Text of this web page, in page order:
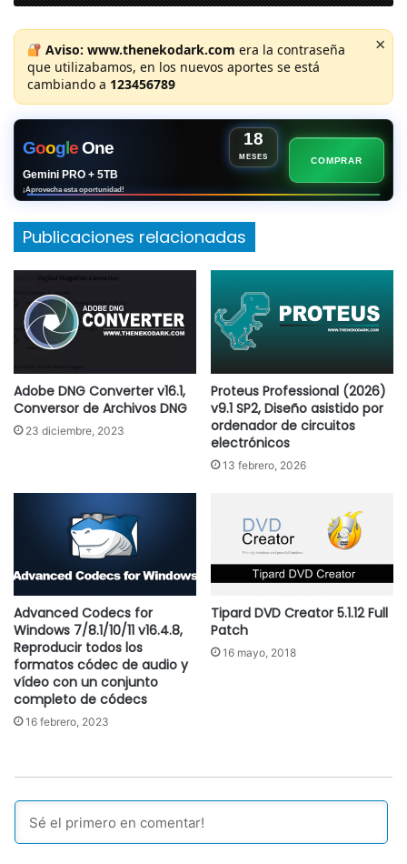
Aviso: www.thenekodark.com era la contraseña
que utilizabamos, en los nuevos aportes se está
cambiando a 123456789
×
GoogleOne 18
MESES
Gemini PRO + 5TB
¡Aprovecha esta oportunidad!
COMPRAR
Publicaciones relacionadas
Adobe DNG Converter v16.1,
Conversor de Archivos DNG
23 diciembre, 2023
Proteus Professional (2026)
v9.1 SP2, Diseño asistido por
ordenador de circuitos
electrónicos
13 febrero, 2026
Advanced Codecs for
Windows 7/8.1/10/11 v16.4.8,
Reproducir todos los
formatos códec de audio y
vídeo con un conjunto
completo de códecs
16 febrero, 2023
Tipard DVD Creator 5.1.12 Full
Patch
16 mayo, 2018